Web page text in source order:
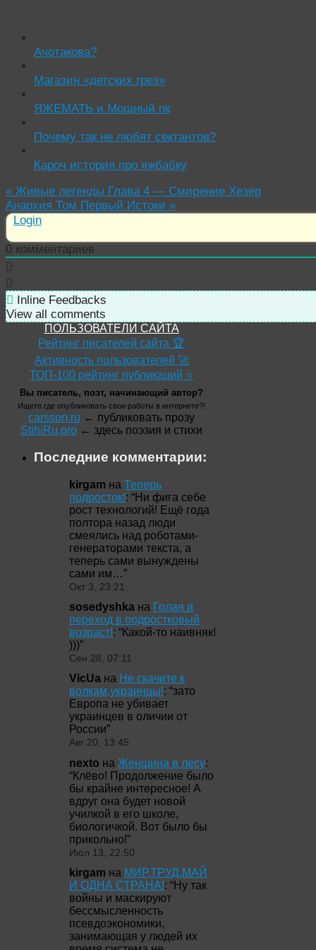
Ачотакова?
Магазин «детских грез»
ЯЖЕМАТЬ и Мощный пк
Почему так не любят сектантов?
Кароч история про яжбабку
« Живые легенды Глава 4 — Смирение Хезер
Анархия Том Первый Истоки »
Login
0 комментариев
Inline Feedbacks
View all comments
ПОЛЬЗОВАТЕЛИ САЙТА
Рейтинг писателей сайта 🏆
Активность пользователей 🚀
ТОП-100 рейтинг публикаций ⭐
Вы писатель, поэт, начинающий автор?
Ищете где опубликовать свои работы в интернете?!
carsson.ru ← публиковать прозу
StihiRu.pro ← здесь поэзия и стихи
Последние комментарии:
kirgam на Теперь
подросток!: “Ни фига себе
рост технологий! Ещё года
полтора назад люди
смеялись над роботами-
генераторами текста, а
теперь сами вынуждены
сами им…”
Окт 3, 23:21
sosedyshka на Голая и
переход в подростковый
возраст!: “Какой-то наивняк!
)))”
Сен 28, 07:11
VicUa на Не скачите к
волкам,украинцы!: “зато
Европа не убивает
украинцев в оличии от
России”
Авг 20, 13:45
nexto на Женщина в лесу:
“Клёво! Продолжение было
бы крайне интересное! А
вдруг она будет новой
училкой в его школе,
биологичкой. Вот было бы
прикольно!”
Июл 13, 22:50
kirgam на МИР,ТРУД,МАЙ
И ОДНА СТРАНА!: “Ну так
войны и маскируют
бессмысленность
псевдоэкономики,
занимающая у людей их